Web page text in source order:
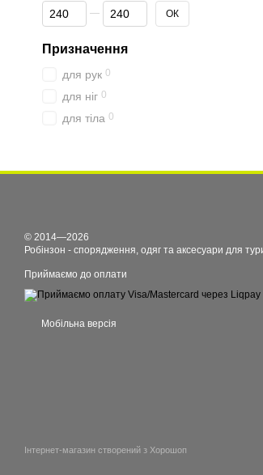
Від Вага (гр.)
До Вага (гр.) ОК
Призначення
для рук 0
для ніг 0
для тіла 0
© 2014—2026
Робінзон - спорядження, одяг та аксесуари для
Приймаємо до оплати
Мобільна версія
Інтернет-магазин створений з Хорошоп